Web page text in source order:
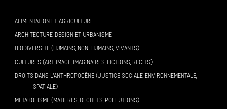
ALIMENTATION ET AGRICULTURE
ARCHITECTURE, DESIGN ET URBANISME
BIODIVERSITÉ (HUMAINS, NON-HUMAINS, VIVANTS)
CULTURES (ART, IMAGE, IMAGINAIRES, FICTIONS, RÉCITS)
DROITS DANS L’ANTHROPOCÈNE (JUSTICE SOCIALE, ENVIRONNEMENTALE,
SPATIALE)
MÉTABOLISME (MATIÈRES, DÉCHETS, POLLUTIONS)